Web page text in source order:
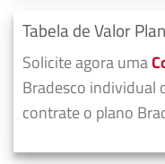
Tabela de Valor
Solicite agora uma
Bradesco individual
contrate o plano